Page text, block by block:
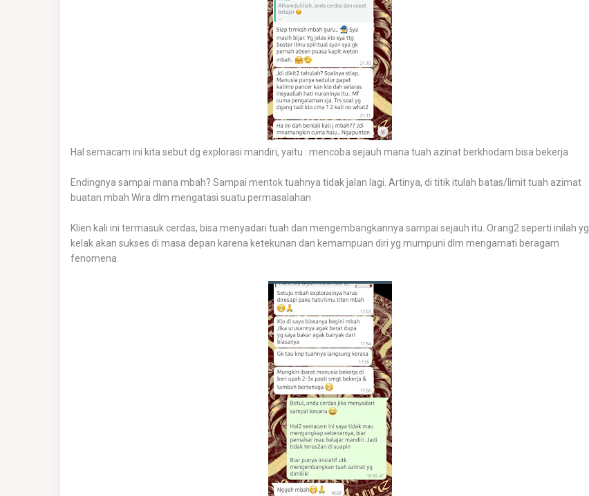
Hal semacam ini kita sebut dg explorasi mandiri, yaitu : mencoba sejauh mana tuah azinat berkhodam bisa bekerja
Endingnya sampai mana mbah? Sampai mentok tuahnya tidak jalan lagi. Artinya, di titik itulah batas/limit tuah azimat
buatan mbah Wira dlm mengatasi suatu permasalahan
Klien kali ini termasuk cerdas, bisa menyadari tuah dan mengembangkannya sampai sejauh itu. Orang2 seperti inilah yg
kelak akan sukses di masa depan karena ketekunan dan kemampuan diri yg mumpuni dlm mengamati beragam
fenomena